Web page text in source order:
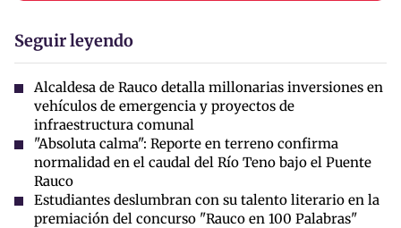
Seguir leyendo
Alcaldesa de Rauco detalla millonarias inversiones en
vehículos de emergencia y proyectos de
infraestructura comunal
"Absoluta calma": Reporte en terreno confirma
normalidad en el caudal del Río Teno bajo el Puente
Rauco
Estudiantes deslumbran con su talento literario en la
premiación del concurso "Rauco en 100 Palabras"